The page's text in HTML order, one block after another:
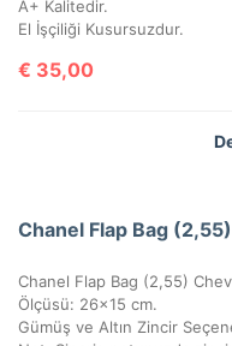
A+ Kalitedir.
El İşçiliği Kusursuzdur.
€ 35,00
Chanel Flap Bag
Ölçüsü: 26×15 cm.
Gümüş ve Altın Zincir